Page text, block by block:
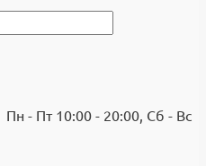
Пн - Пт 10:00 - 20:00, Сб - Вс